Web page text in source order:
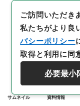
サムネイル 資料情報
ご訪問いただき
私たちがより良
バシーポリシー
取得と利用に同
必要最小